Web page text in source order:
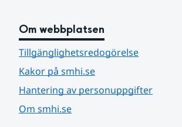
Om webbplatsen
Tillgänglighetsredogörelse
Kakor på smhi.se
Hantering av personuppgifter
Om smhi.se